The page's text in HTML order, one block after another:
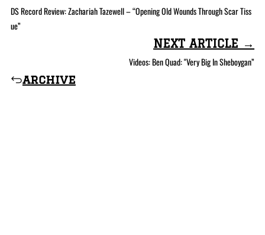
DS Record Review: Zachariah Tazewell – “Opening Old Wounds Through Scar Tiss
ue”
archive
NEXT ARTICLE →
Videos: Ben Quad: "Very Big In Sheboygan”